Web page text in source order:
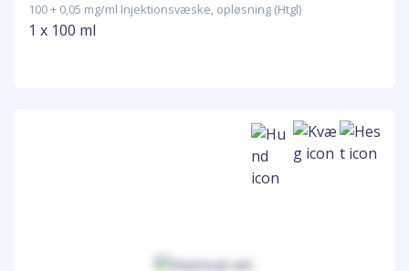
100 + 0,05 mg/ml Injektionsvæske, opløsning (Htgl)
1 x 100 ml